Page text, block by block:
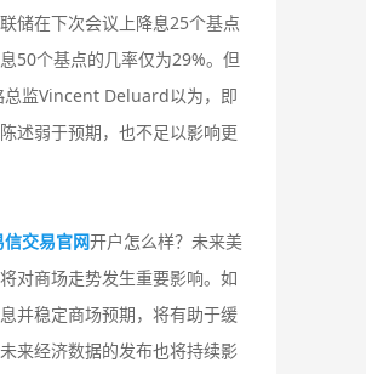
储在下次会议上降息25个基点
50个基点的几率仅为29%。但
总监Vincent Deluard以为，即
述弱于预期，也不足以影响更
交易官网开户怎么样？未来美
对商场走势发生重要影响。如
并稳定商场预期，将有助于缓
来经济数据的发布也将持续影